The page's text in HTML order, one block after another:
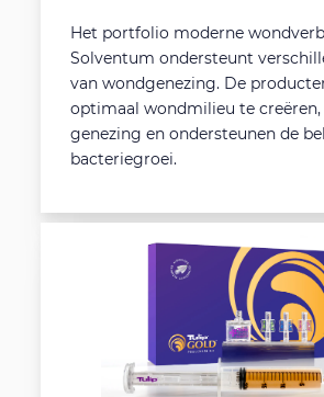
Het portfolio moderne
Solventum ondersteunt
van wondgenezing. De
optimaal wondmilieu te
genezing en ondersteunen de
bacteriegroei.